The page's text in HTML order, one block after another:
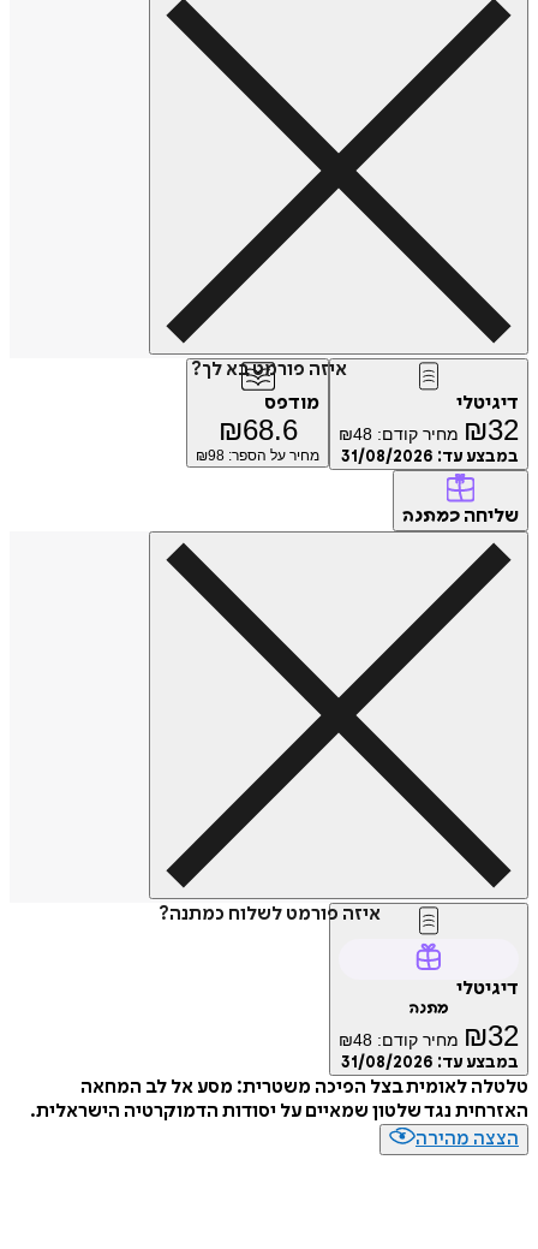
איזה פורמט בא לך?
דיגיטלי
₪32 מחיר קודם: ₪48
במבצע עד: 31/08/2026
מודפס
₪68.6
מחיר על הספר: ₪ 98
שליחה כמתנה
איזה פורמט לשלוח כמתנה?
דיגיטלי
מתנה
₪32 מחיר קודם: ₪48
במבצע עד: 31/08/2026
טלטלה לאומית בצל הפיכה משטרית: מסע אל לב המחאה
האזרחית נגד שלטון שמאיים על יסודות הדמוקרטיה הישראלית.
הצצה מהירה